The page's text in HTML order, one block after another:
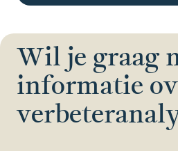
Wil je graag
informatie